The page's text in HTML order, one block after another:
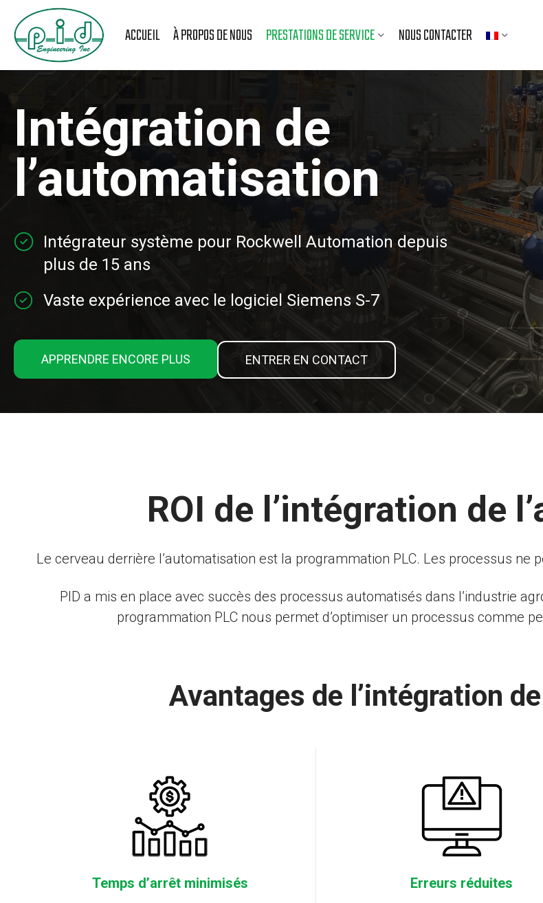
main
content
footer
ACCUEIL À PROPOS DE NOUS PRESTATIONS DE SERVICE NOUS CONTACTER
Intégration de
l’automatisation
Intégrateur système pour Rockwell Automation depuis
plus de 15 ans
Vaste expérience avec le logiciel Siemens S-7
APPRENDRE ENCORE PLUS ENTRER EN CONTACT
ROI de l’intégration de
Le cerveau derrière l’automatisation est la programmation PLC. Les processus
PID a mis en place avec succès des processus automatisés dans l’industrie
programmation PLC nous permet d’optimiser un processus comme
Avantages de l’intégration
Temps d’arrêt minimisés Erreurs réduites